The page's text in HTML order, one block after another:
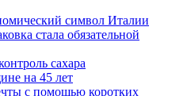
символ Италии
стала обязательной
сахара
на 45 лет
с помощью коротких